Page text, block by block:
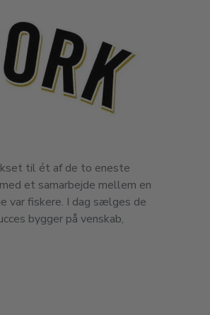
til ét af de to eneste
et samarbejde mellem en
var fiskere. I dag sælges de
bygger på venskab,